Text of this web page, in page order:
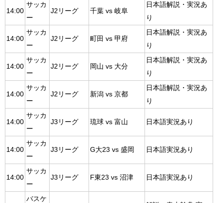
14:00
サッカ
ー
J2リーグ 千葉 vs 岐阜
日本語解説・実況あ
り
14:00
サッカ
ー
J2リーグ 町田 vs 甲府
日本語解説・実況あ
り
14:00
サッカ
ー
J2リーグ 岡山 vs 大分
日本語解説・実況あ
り
14:00
サッカ
ー
J2リーグ 新潟 vs 京都
日本語解説・実況あ
り
14:00
サッカ
ー
J3リーグ 琉球 vs 富山 日本語実況あり
14:00
サッカ
ー
J3リーグ G大23 vs 盛岡 日本語実況あり
14:00
サッカ
ー
J3リーグ F東23 vs 沼津 日本語実況あり
バスケ